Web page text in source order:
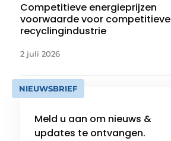
Competitieve energieprijzen
voorwaarde voor competitieve
recyclingindustrie
2 juli 2026
NIEUWSBRIEF
Meld u aan om nieuws &
updates te ontvangen.